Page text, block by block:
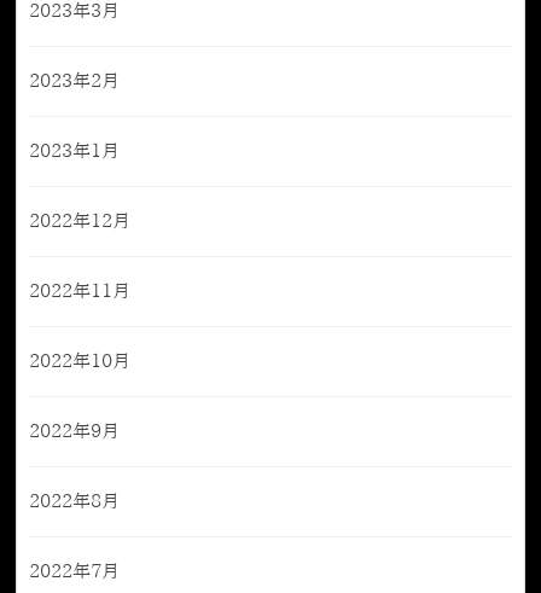
2023年3月
2023年2月
2023年1月
2022年12月
2022年11月
2022年10月
2022年9月
2022年8月
2022年7月